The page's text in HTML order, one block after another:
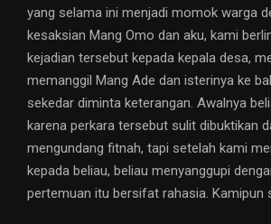
yang selama ini menjadi momok warga
kesaksian Mang Omo dan aku, kami
kejadian tersebut kepada kepala desa,
memanggil Mang Ade dan isterinya ke
sekedar diminta keterangan. Awalnya
karena perkara tersebut sulit dibuktikan
mengundang fitnah, tapi setelah kami
kepada beliau, beliau menyanggupi
pertemuan itu bersifat rahasia. Kamipun